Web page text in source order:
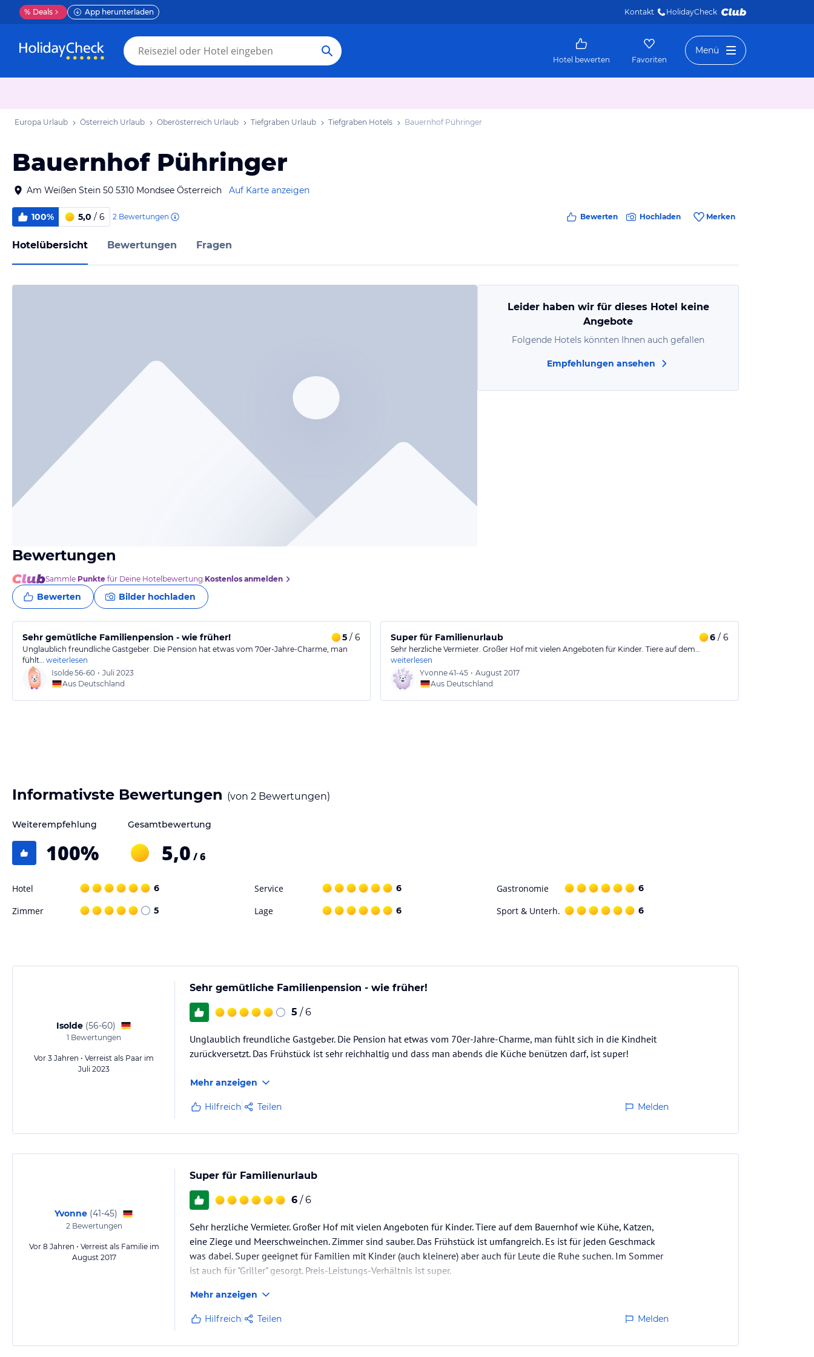
% Deals App herunterladen Kontakt HolidayCheck
Hotel bewerten Favoriten
Menü
Europa Urlaub Österreich Urlaub Oberösterreich Urlaub Tiefgraben Urlaub Tiefgraben Hotels Bauernhof Pühringer
Bauernhof Pühringer
Am Weißen Stein 50 5310 Mondsee Österreich Auf Karte anzeigen
100% 5,0 / 6 2 Bewertungen Bewerten Hochladen Merken
Hotelübersicht Bewertungen Fragen
Leider haben wir für dieses Hotel keine
Angebote
Folgende Hotels könnten Ihnen auch gefallen
Empfehlungen ansehen
Bewertungen
Sammle Punkte für Deine Hotelbewertung. Kostenlos anmelden
Bewerten Bilder hochladen
Sehr gemütliche Familienpension - wie früher! 5 / 6
Unglaublich freundliche Gastgeber. Die Pension hat etwas vom 70er-Jahre-Charme, man
fühlt…
weiterlesen
Isolde56-60 • Juli 2023
Aus Deutschland
Super für Familienurlaub 6 / 6
Sehr herzliche Vermieter. Großer Hof mit vielen Angeboten für Kinder. Tiere auf dem…
weiterlesen
Yvonne41-45 • August 2017
Aus Deutschland
Informativste Bewertungen (von 2 Bewertungen)
Weiterempfehlung
100%
Gesamtbewertung
5,0 / 6
Hotel 6 Service 6 Gastronomie 6
Zimmer 5 Lage 6 Sport & Unterh. 6
Isolde (56-60)
1 Bewertungen
Vor 3 Jahren • Verreist als Paar im
Juli 2023
Sehr gemütliche Familienpension - wie früher!
5 / 6
Unglaublich freundliche Gastgeber. Die Pension hat etwas vom 70er-Jahre-Charme, man fühlt sich in die Kindheit
zurückversetzt. Das Frühstück ist sehr reichhaltig und dass man abends die Küche benützen darf, ist super!
Mehr anzeigen
Hilfreich Teilen Melden
Yvonne (41-45)
2 Bewertungen
Vor 8 Jahren • Verreist als Familie im
August 2017
Super für Familienurlaub
6 / 6
Sehr herzliche Vermieter. Großer Hof mit vielen Angeboten für Kinder. Tiere auf dem Bauernhof wie Kühe, Katzen,
eine Ziege und Meerschweinchen. Zimmer sind sauber. Das Frühstück ist umfangreich. Es ist für jeden Geschmack
was dabei. Super geeignet für Familien mit Kinder (auch kleinere) aber auch für Leute die Ruhe suchen. Im Sommer
ist auch für "Griller" gesorgt. Preis-Leistungs-Verhältnis ist super.
Mehr anzeigen
Hilfreich Teilen Melden